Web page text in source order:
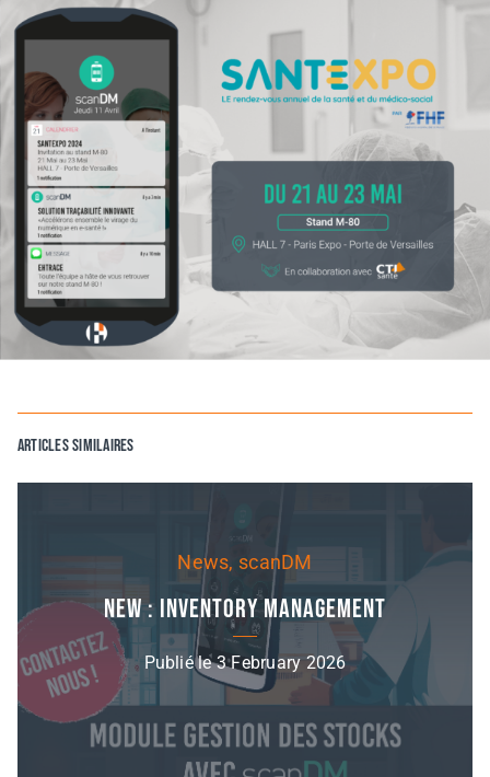
Articles similaires
News, scanDM
New : Inventory Management
Publié le 3 February 2026